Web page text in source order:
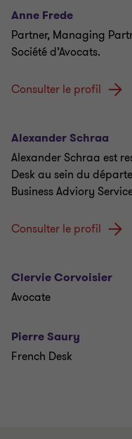
Anne Frede
Partner, Managing
Société d’Avocats.
Consulter le profil
Alexander Schraa
Alexander Schraa est
Desk au sein du
Business Adviory
Consulter le profil
Clervie Corvoisier
Avocate
Pierre Saury
French Desk